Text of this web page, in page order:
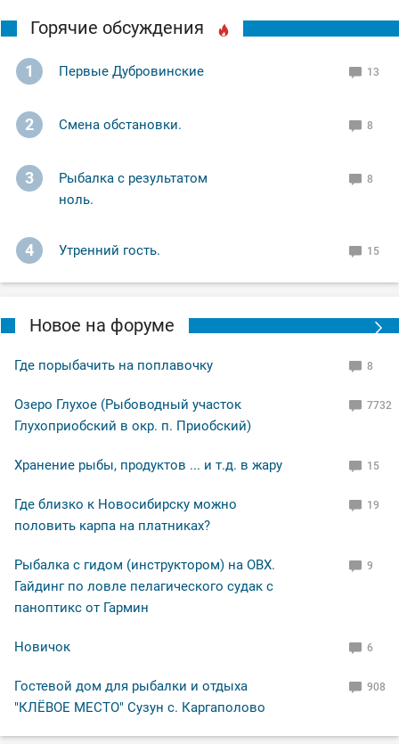
Горячие обсуждения
1 Первые Дубровинские 13
2 Смена обстановки. 8
3
Рыбалка с результатом
ноль.
8
4 Утренний гость. 15
Новое на форуме
Где порыбачить на поплавочку 8
Озеро Глухое (Рыбоводный участок
Глухоприобский в окр. п. Приобский)
7732
Хранение рыбы, продуктов ... и т.д. в жару 15
Где близко к Новосибирску можно
половить карпа на платниках?
19
Рыбалка с гидом (инструктором) на ОВХ.
Гайдинг по ловле пелагического судак с
паноптикс от Гармин
9
Новичок 6
Гостевой дом для рыбалки и отдыха
"КЛЁВОЕ МЕСТО" Сузун с. Каргаполово
908